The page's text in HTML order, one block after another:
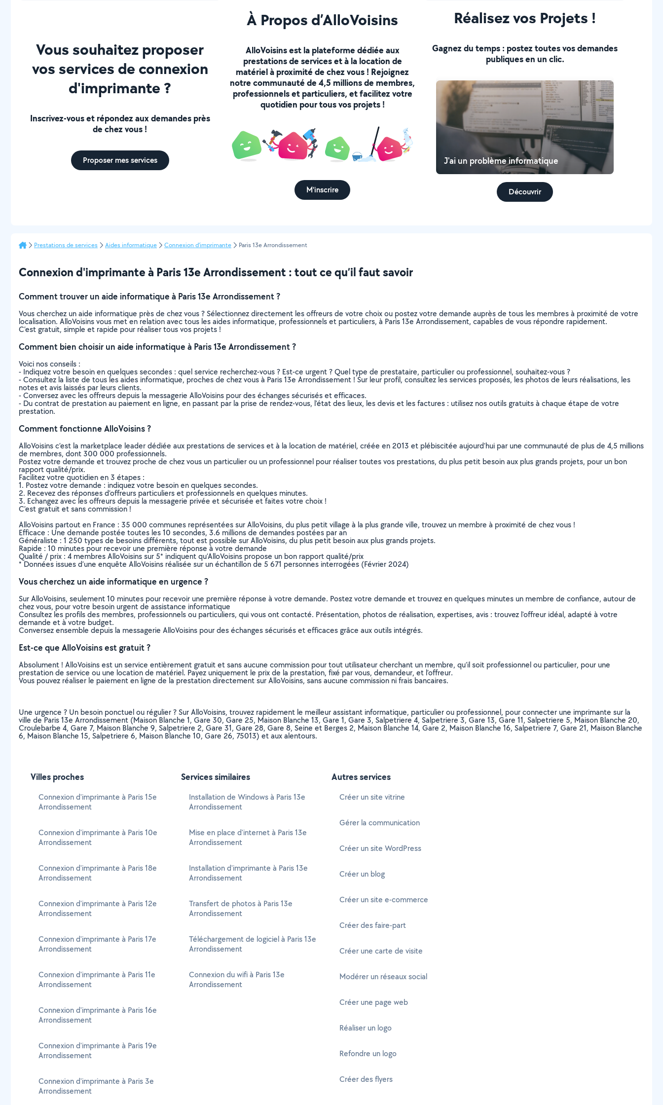
Vous souhaitez proposer
vos services de connexion
d'imprimante ?
Inscrivez-vous et répondez aux demandes près
de chez vous !
Proposer mes services
À Propos d’AlloVoisins
AlloVoisins est la plateforme dédiée aux
prestations de services et à la location de
matériel à proximité de chez vous ! Rejoignez
notre communauté de 4,5 millions de membres,
professionnels et particuliers, et facilitez votre
quotidien pour tous vos projets !
M'inscrire
Réalisez vos Projets !
Gagnez du temps : postez toutes vos demandes
publiques en un clic.
J'ai un problème informatique
Découvrir
Prestations de services Aides informatique Connexion d'imprimante Paris 13e Arrondissement
Connexion d'imprimante à Paris 13e Arrondissement : tout ce qu’il faut savoir
Comment trouver un aide informatique à Paris 13e Arrondissement ?
Vous cherchez un aide informatique près de chez vous ? Sélectionnez directement les offreurs de votre choix ou postez votre demande auprès de tous les membres à proximité de votre
localisation. AlloVoisins vous met en relation avec tous les aides informatique, professionnels et particuliers, à Paris 13e Arrondissement, capables de vous répondre rapidement.
C’est gratuit, simple et rapide pour réaliser tous vos projets !
Comment bien choisir un aide informatique à Paris 13e Arrondissement ?
Voici nos conseils :
- Indiquez votre besoin en quelques secondes : quel service recherchez-vous ? Est-ce urgent ? Quel type de prestataire, particulier ou professionnel, souhaitez-vous ?
- Consultez la liste de tous les aides informatique, proches de chez vous à Paris 13e Arrondissement ! Sur leur profil, consultez les services proposés, les photos de leurs réalisations, les
notes et avis laissés par leurs clients.
- Conversez avec les offreurs depuis la messagerie AlloVoisins pour des échanges sécurisés et efficaces.
- Du contrat de prestation au paiement en ligne, en passant par la prise de rendez-vous, l’état des lieux, les devis et les factures : utilisez nos outils gratuits à chaque étape de votre
prestation.
Comment fonctionne AlloVoisins ?
AlloVoisins c’est la marketplace leader dédiée aux prestations de services et à la location de matériel, créée en 2013 et plébiscitée aujourd’hui par une communauté de plus de 4,5 millions
de membres, dont 300 000 professionnels.
Postez votre demande et trouvez proche de chez vous un particulier ou un professionnel pour réaliser toutes vos prestations, du plus petit besoin aux plus grands projets, pour un bon
rapport qualité/prix.
Facilitez votre quotidien en 3 étapes :
1. Postez votre demande : indiquez votre besoin en quelques secondes.
2. Recevez des réponses d’offreurs particuliers et professionnels en quelques minutes.
3. Echangez avec les offreurs depuis la messagerie privée et sécurisée et faites votre choix !
C’est gratuit et sans commission !
AlloVoisins partout en France : 35 000 communes représentées sur AlloVoisins, du plus petit village à la plus grande ville, trouvez un membre à proximité de chez vous !
Efficace : Une demande postée toutes les 10 secondes, 3.6 millions de demandes postées par an
Généraliste : 1 250 types de besoins différents, tout est possible sur AlloVoisins, du plus petit besoin aux plus grands projets.
Rapide : 10 minutes pour recevoir une première réponse à votre demande
Qualité / prix : 4 membres AlloVoisins sur 5* indiquent qu’AlloVoisins propose un bon rapport qualité/prix
* Données issues d’une enquête AlloVoisins réalisée sur un échantillon de 5 671 personnes interrogées (Février 2024)
Vous cherchez un aide informatique en urgence ?
Sur AlloVoisins, seulement 10 minutes pour recevoir une première réponse à votre demande. Postez votre demande et trouvez en quelques minutes un membre de confiance, autour de
chez vous, pour votre besoin urgent de assistance informatique
Consultez les profils des membres, professionnels ou particuliers, qui vous ont contacté. Présentation, photos de réalisation, expertises, avis : trouvez l'offreur idéal, adapté à votre
demande et à votre budget.
Conversez ensemble depuis la messagerie AlloVoisins pour des échanges sécurisés et efficaces grâce aux outils intégrés.
Est-ce que AlloVoisins est gratuit ?
Absolument ! AlloVoisins est un service entièrement gratuit et sans aucune commission pour tout utilisateur cherchant un membre, qu’il soit professionnel ou particulier, pour une
prestation de service ou une location de matériel. Payez uniquement le prix de la prestation, fixé par vous, demandeur, et l’offreur.
Vous pouvez réaliser le paiement en ligne de la prestation directement sur AlloVoisins, sans aucune commission ni frais bancaires.
Une urgence ? Un besoin ponctuel ou régulier ? Sur AlloVoisins, trouvez rapidement le meilleur assistant informatique, particulier ou professionnel, pour connecter une imprimante sur la
ville de Paris 13e Arrondissement (Maison Blanche 1, Gare 30, Gare 25, Maison Blanche 13, Gare 1, Gare 3, Salpetriere 4, Salpetriere 3, Gare 13, Gare 11, Salpetriere 5, Maison Blanche 20,
Croulebarbe 4, Gare 7, Maison Blanche 9, Salpetriere 2, Gare 31, Gare 28, Gare 8, Seine et Berges 2, Maison Blanche 14, Gare 2, Maison Blanche 16, Salpetriere 7, Gare 21, Maison Blanche
6, Maison Blanche 15, Salpetriere 6, Maison Blanche 10, Gare 26, 75013) et aux alentours.
Villes proches
Connexion d'imprimante à Paris 15e
Arrondissement
Connexion d'imprimante à Paris 10e
Arrondissement
Connexion d'imprimante à Paris 18e
Arrondissement
Connexion d'imprimante à Paris 12e
Arrondissement
Connexion d'imprimante à Paris 17e
Arrondissement
Connexion d'imprimante à Paris 11e
Arrondissement
Connexion d'imprimante à Paris 16e
Arrondissement
Connexion d'imprimante à Paris 19e
Arrondissement
Connexion d'imprimante à Paris 3e
Arrondissement
Services similaires
Installation de Windows à Paris 13e
Arrondissement
Mise en place d'internet à Paris 13e
Arrondissement
Installation d'imprimante à Paris 13e
Arrondissement
Transfert de photos à Paris 13e
Arrondissement
Téléchargement de logiciel à Paris 13e
Arrondissement
Connexion du wifi à Paris 13e
Arrondissement
Autres services
Créer un site vitrine
Gérer la communication
Créer un site WordPress
Créer un blog
Créer un site e-commerce
Créer des faire-part
Créer une carte de visite
Modérer un réseaux social
Créer une page web
Réaliser un logo
Refondre un logo
Créer des flyers